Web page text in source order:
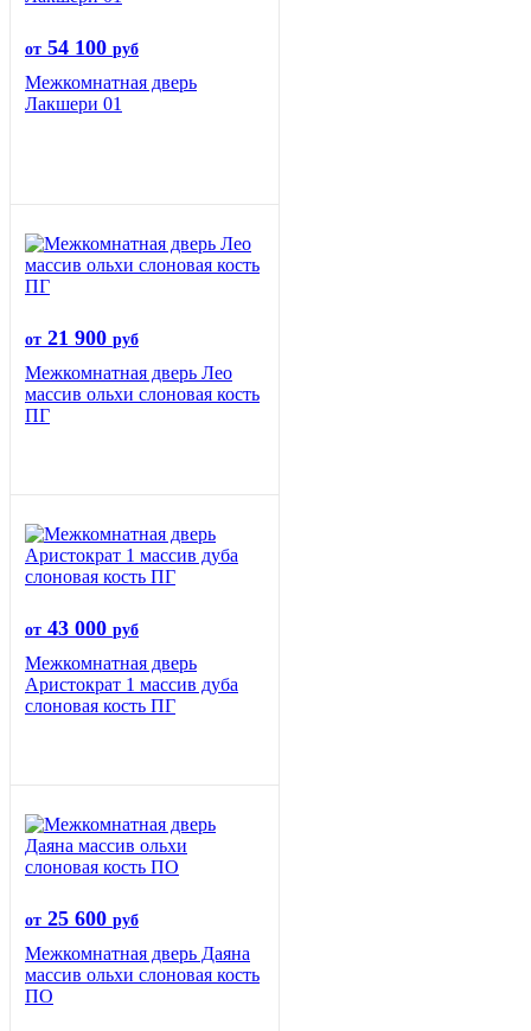
от 54 100 руб
Межкомнатная дверь
Лакшери 01
от 21 900 руб
Межкомнатная дверь Лео
массив ольхи слоновая кость
ПГ
от 43 000 руб
Межкомнатная дверь
Аристократ 1 массив дуба
слоновая кость ПГ
от 25 600 руб
Межкомнатная дверь Даяна
массив ольхи слоновая кость
ПО